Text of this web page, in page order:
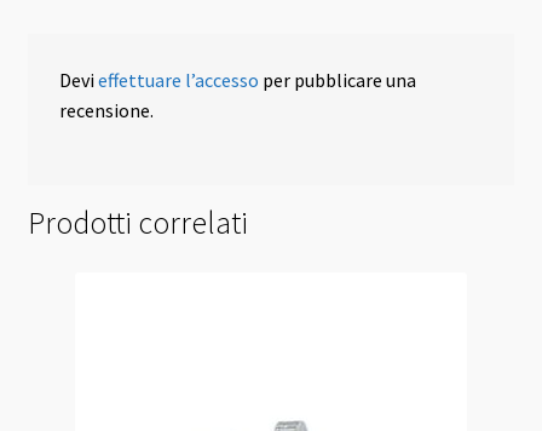
Devieffettuare l’accesso per pubblicare una
recensione.
Prodotti correlati